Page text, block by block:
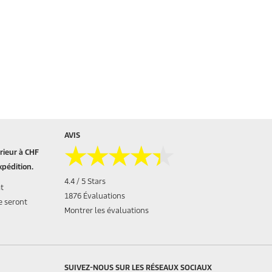
à CHF
seront
AVIS
★★★★★
★★★★★
4.4 / 5 Stars
1876 Évaluations
Montrer les évaluations
SUIVEZ-NOUS SUR LES RÉSEAUX SOCIAUX